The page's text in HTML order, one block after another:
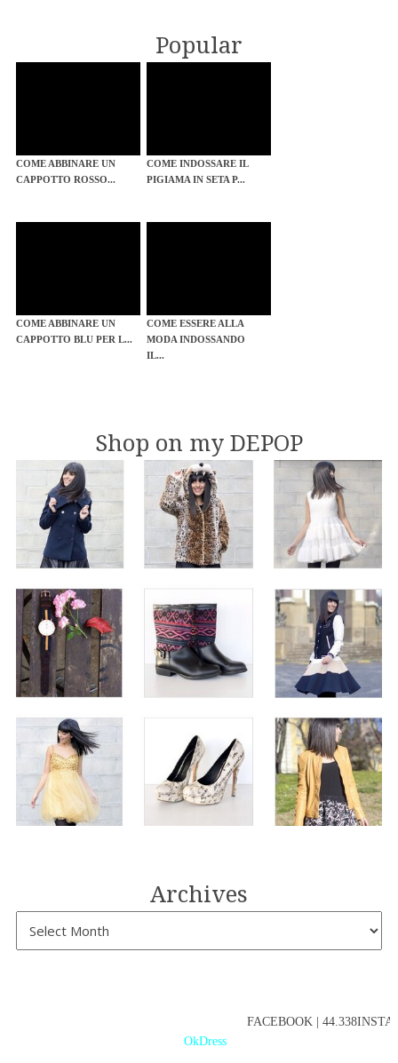
Popular
COME ABBINARE UN
CAPPOTTO ROSSO...
COME INDOSSARE IL
PIGIAMA IN SETA P...
COME ABBINARE UN
CAPPOTTO BLU PER L...
COME ESSERE ALLA
MODA INDOSSANDO
IL...
Shop on my DEPOP
Archives
FACEBOOK |
OkDress